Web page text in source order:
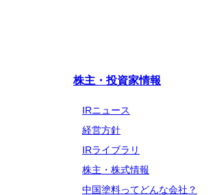
株主・投資家情報
IRニュース
経営方針
IRライブラリ
株主・株式情報
中国塗料ってどんな会社？